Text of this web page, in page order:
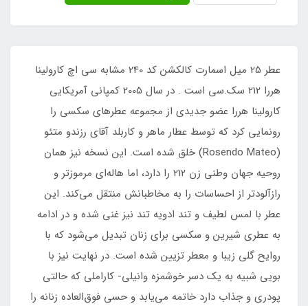
عطر 25 میل اسمارت کالکشن کد 240 مشابه سی اچ کارولینا
هررا 212 سک.سی است . در سال 2005 کمپانی آمریکایی
کارولینا هررا عضو جدیدی از مجموعه عطرهای سکسی را
رونمایی کرد که توسط عطار ماهر و کاربلد آقای رزندو متئو
(Rosendo Mateo) خلق شده است. این نسخه نیز همان
روحیه جهان وطنی زن 212 را دارد، اما هاله‌ای مرموزتر و
رازآلودتر از احساسات را به مخاطبانش منتقل می‌کند. این
عطر با لمس لطیف و تند ادویه تند نیز غنی شده و در ادامه
به عطری شیرین و سکسی برای زنان تبدیل می‌شود که با
روایح گلی زیبا و معطر تزیین شده است. در نهایت نیز با
بویی شبیه به یک دسر خوشمزه وانیلی- کاراملی که حالتی
پودری و جذاب دارد خاتمه می‌یابد و حسی فوق‌العاده زنانه را